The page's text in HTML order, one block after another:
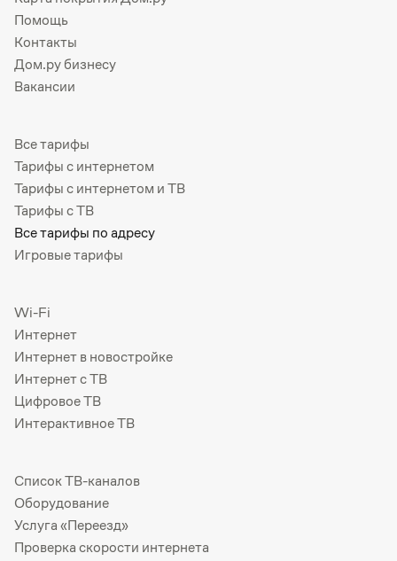
Помощь
Контакты
Дом.ру бизнесу
Вакансии
Все тарифы
Тарифы с интернетом
Тарифы с интернетом и ТВ
Тарифы с ТВ
Все тарифы по адресу
Игровые тарифы
Wi-Fi
Интернет
Интернет в новостройке
Интернет с ТВ
Цифровое ТВ
Интерактивное ТВ
Список ТВ-каналов
Оборудование
Услуга «Переезд»
Проверка скорости интернета